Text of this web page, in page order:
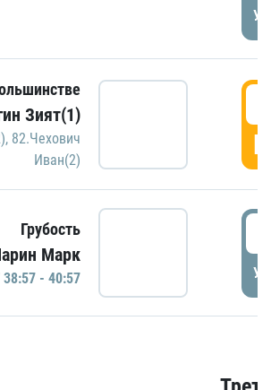
Зият(1)
, 82.Чехович
Иван(2)
Грубость
Марк
- 40:57